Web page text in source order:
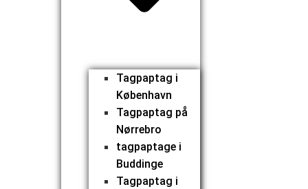
Tagpaptag i
København
Tagpaptag på
Nørrebro
tagpaptage i
Buddinge
Tagpaptag i